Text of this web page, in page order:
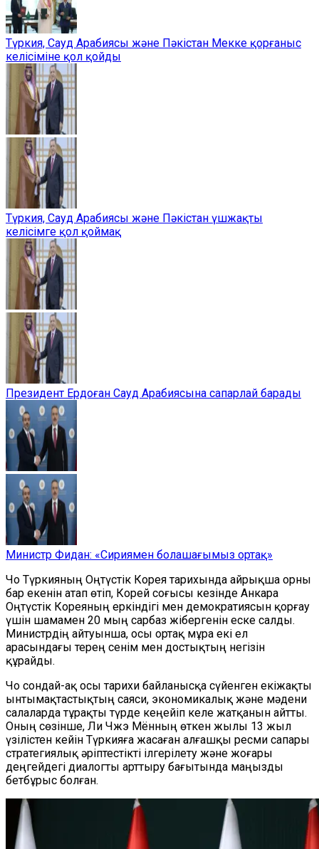
Түркия, Сауд Арабиясы және Пәкістан Мекке қорғаныс
келісіміне қол қойды
Түркия, Сауд Арабиясы және Пәкістан үшжақты
келісімге қол қоймақ
Президент Ердоған Сауд Арабиясына сапарлай барады
Министр Фидан: «Сириямен болашағымыз ортақ»
Чо Түркияның Оңтүстік Корея тарихында айрықша орны
бар екенін атап өтіп, Корей соғысы кезінде Анкара
Оңтүстік Кореяның еркіндігі мен демократиясын қорғау
үшін шамамен 20 мың сарбаз жібергенін еске салды.
Министрдің айтуынша, осы ортақ мұра екі ел
арасындағы терең сенім мен достықтың негізін
құрайды.
Чо сондай-ақ осы тарихи байланысқа сүйенген екіжақты
ынтымақтастықтың саяси, экономикалық және мәдени
салаларда тұрақты түрде кеңейіп келе жатқанын айтты.
Оның сөзінше, Ли Чжэ Мённың өткен жылы 13 жыл
үзілістен кейін Түркияға жасаған алғашқы ресми сапары
стратегиялық әріптестікті ілгерілету және жоғары
деңгейдегі диалогты арттыру бағытында маңызды
бетбұрыс болған.